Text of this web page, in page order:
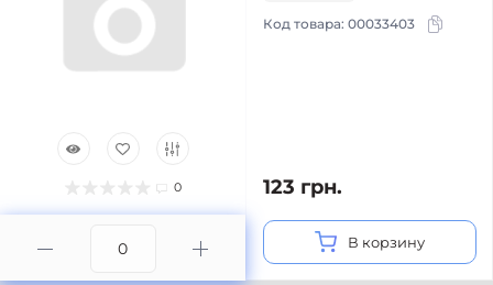
0
Код товара: 00033403
123 грн.
В корзину